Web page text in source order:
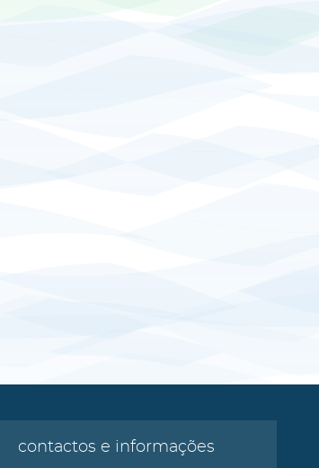
contactos e informações